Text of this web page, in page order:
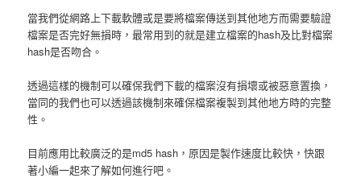
當我們從網路上下載軟體或是要將檔案傳送到其他地方而需要驗證
檔案是否完好無損時，最常用到的就是建立檔案的hash及比對檔案
hash是否吻合。
透過這樣的機制可以確保我們下載的檔案沒有損壞或被惡意置換，
當同的我們也可以透過該機制來確保檔案複製到其他地方時的完整
性。
目前應用比較廣泛的是md5 hash，原因是製作速度比較快，快跟
著小編一起來了解如何進行吧。